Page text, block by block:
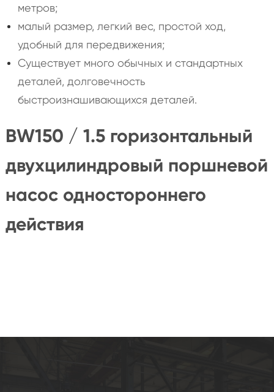
метров;
малый размер, легкий вес, простой ход,
удобный для передвижения;
Существует много обычных и стандартных
деталей, долговечность
быстроизнашивающихся деталей.
BW150 / 1.5 горизонтальный
двухцилиндровый поршневой
насос одностороннего
действия